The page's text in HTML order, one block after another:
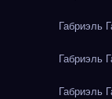
Габриэль
Габриэль
Габриэль